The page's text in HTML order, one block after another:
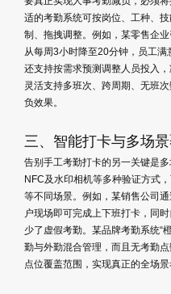
适的考勤系统可按岗位、工种、
制、拖拽调整。例如，某零售企
从每周3小时降至20分钟，员工
还支持按需求预测调整人员投入
灵活支持多班次、跨周期、无班
负效果。
三、智能打卡与多场
告别手工考勤打卡的另一关键是
NFC及水印相机等多种验证方式
等不同场景。例如，某销售公司
户现场即可完成上下班打卡，同
少了虚假考勤。某品牌考勤系统“
勤与外勤混合管理，而且无考勤
点位覆盖范围，实现真正的全场景